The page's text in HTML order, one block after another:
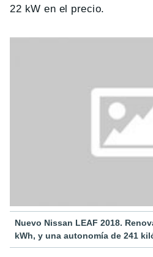
22 kW en el precio.
Nuevo Nissan LEAF 2018.
kWh, y una autonomía de 241